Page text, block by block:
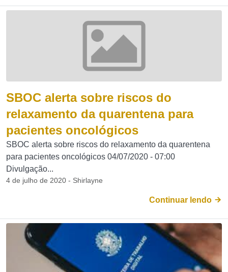
SBOC alerta sobre riscos do
relaxamento da quarentena para
pacientes oncológicos
SBOC alerta sobre riscos do relaxamento da quarentena
para pacientes oncológicos 04/07/2020 - 07:00
Divulgação...
4 de julho de 2020 - Shirlayne
Continuar lendo